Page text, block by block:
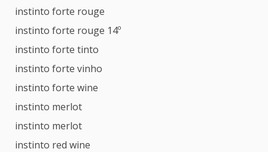
instinto forte rouge
instinto forte rouge 14º
instinto forte tinto
instinto forte vinho
instinto forte wine
instinto merlot
instinto merlot
instinto red wine